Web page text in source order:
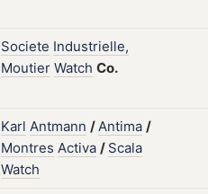
Societe Industrielle,
Moutier Watch Co.
Karl Antmann /Antima /
Montres Activa / Scala
Watch